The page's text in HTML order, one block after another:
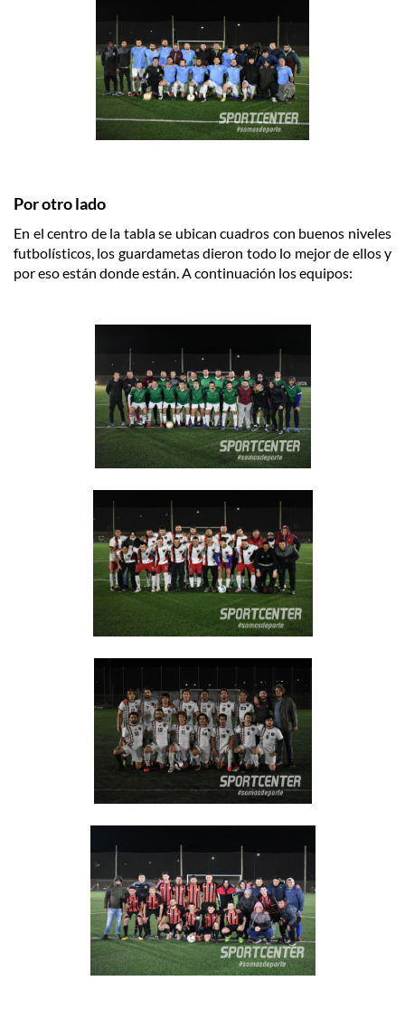
Por otro lado
En el centro de la tabla se ubican cuadros con buenos niveles
futbolísticos, los guardametas dieron todo lo mejor de ellos y
por eso están donde están. A continuación los equipos: